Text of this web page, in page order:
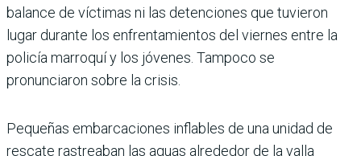
balance de víctimas ni las detenciones que tuvieron
lugar durante los enfrentamientos del viernes entre la
policía marroquí y los jóvenes. Tampoco se
pronunciaron sobre la crisis.
Pequeñas embarcaciones inflables de una unidad de
rescate rastreaban las aguas alrededor de la valla